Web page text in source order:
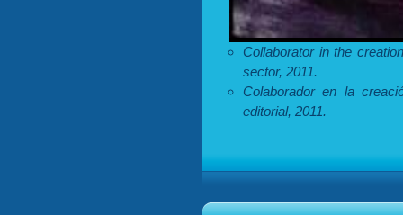
Collaborator in the
sector, 2011.
Colaborador en la
editorial, 2011.